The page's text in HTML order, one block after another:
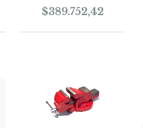
$389.752,42